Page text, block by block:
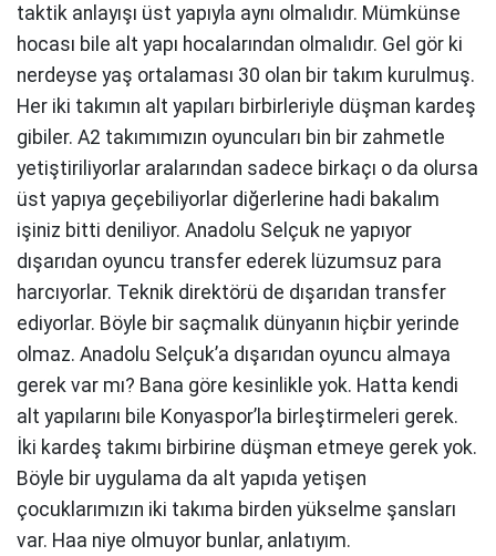
taktik anlayışı üst yapıyla aynı olmalıdır. Mümkünse
hocası bile alt yapı hocalarından olmalıdır. Gel gör ki
nerdeyse yaş ortalaması 30 olan bir takım kurulmuş.
Her iki takımın alt yapıları birbirleriyle düşman kardeş
gibiler. A2 takımımızın oyuncuları bin bir zahmetle
yetiştiriliyorlar aralarından sadece birkaçı o da olursa
üst yapıya geçebiliyorlar diğerlerine hadi bakalım
işiniz bitti deniliyor. Anadolu Selçuk ne yapıyor
dışarıdan oyuncu transfer ederek lüzumsuz para
harcıyorlar. Teknik direktörü de dışarıdan transfer
ediyorlar. Böyle bir saçmalık dünyanın hiçbir yerinde
olmaz. Anadolu Selçuk’a dışarıdan oyuncu almaya
gerek var mı? Bana göre kesinlikle yok. Hatta kendi
alt yapılarını bile Konyaspor’la birleştirmeleri gerek.
İki kardeş takımı birbirine düşman etmeye gerek yok.
Böyle bir uygulama da alt yapıda yetişen
çocuklarımızın iki takıma birden yükselme şansları
var. Haa niye olmuyor bunlar, anlatıyım.